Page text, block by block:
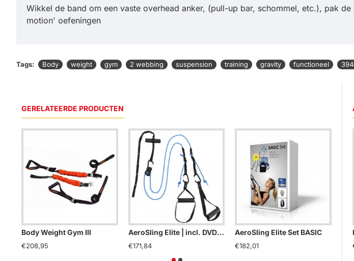
Wikkel de band om een vaste overhead anker, (pull-up bar, schommel, etc.), pak
motion' oefeningen
Tags: Body weight gym 2 webbing suspension training gravity functioneel
GERELATEERDE PRODUCTEN
Body Weight Gym III
€208,95
AeroSling Elite | incl. DVD en deuranker
€171,84
AeroSling Elite Set BASIC
€182,01